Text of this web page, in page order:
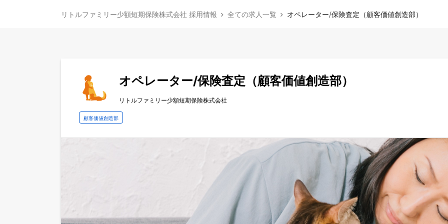
リトルファミリー少額短期保険株式会社 採用情報 全ての求人一覧 オペレーター/保険査定（顧客価値創造部）
オペレーター/保険査定（顧客価値創造部）
リトルファミリー少額短期保険株式会社
顧客価値創造部